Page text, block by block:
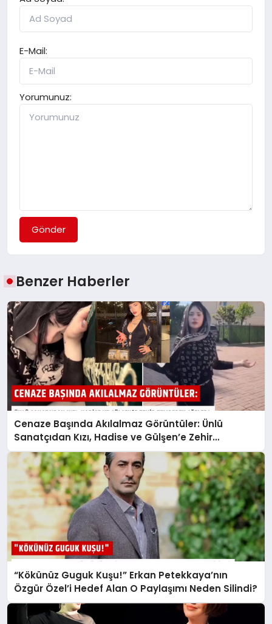
E-Mail:
Yorumunuz:
Gönder
Benzer Haberler
Cenaze Başında Akılalmaz Görüntüler: Ünlü
Sanatçıdan Kızı, Hadise ve Gülşen’e Zehir
Zemberek Sözler!
“Kökünüz Guguk Kuşu!” Erkan Petekkaya’nın
Özgür Özel’i Hedef Alan O Paylaşımı Neden Silindi?